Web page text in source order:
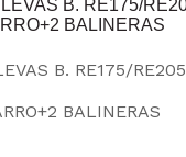
B. RE175/RE205
BALINERAS